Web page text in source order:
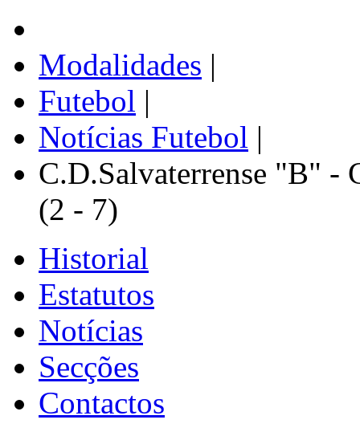
Modalidades |
Futebol |
Notícias Futebol |
C.D.Salvaterrense "B" -
(2 - 7)
Historial
Estatutos
Notícias
Secções
Contactos